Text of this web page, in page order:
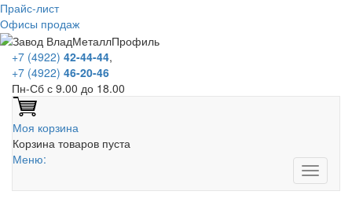
Прайс-лист
Офисы продаж
+7 (4922) 42-44-44,
+7 (4922) 46-20-46
Пн-Сб с 9.00 до 18.00
Моя корзина
Корзина товаров пуста
Меню: